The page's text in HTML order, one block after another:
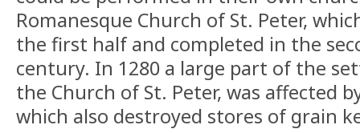
Romanesque Church of St. Peter,
the first half and completed in the
century. In 1280 a large part of the
the Church of St. Peter, was affected
which also destroyed stores of grain